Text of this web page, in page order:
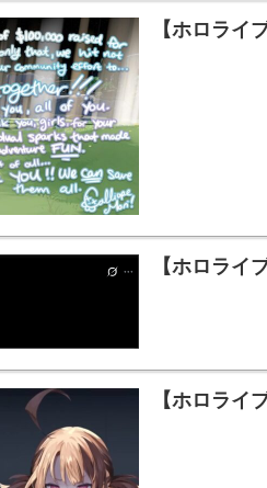
【ホロライ
【ホロライ
【ホロライ